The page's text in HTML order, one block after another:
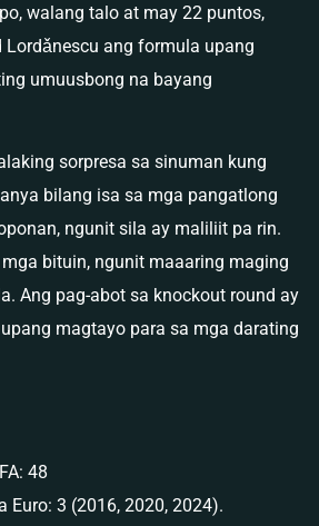
walang talo at may 22 puntos,
Lordǎnescu ang formula upang
umuusbong na bayang
sorpresa sa sinuman kung
bilang isa sa mga pangatlong
ngunit sila ay maliliit pa rin.
bituin, ngunit maaaring maging
Ang pag-abot sa knockout round ay
magtayo para sa mga darating
48
Euro: 3 (2016, 2020, 2024).